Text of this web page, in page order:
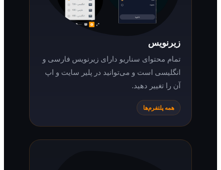
تمام محتوای سناریو دارای زیرنویس فارسی و
انگلیسی است و می‌توانید در پلیر سایت و اپ
آن را تغییر دهید.
همه پلتفرم‌ها